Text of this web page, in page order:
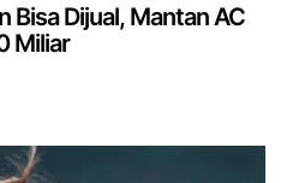
Bisa Dijual, Mantan AC
Miliar